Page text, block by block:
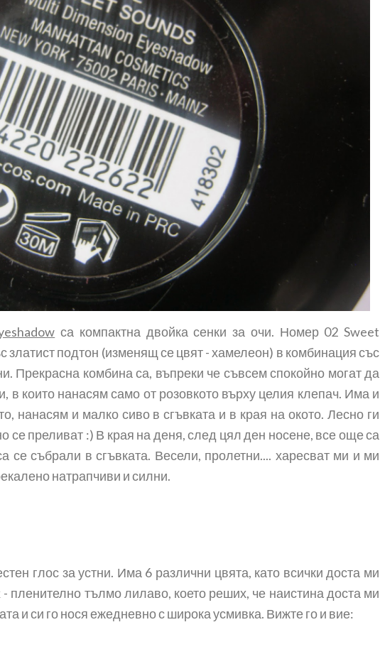
са компактна двойка сенки за очи. Номер 02 Sweet
златист подтон (изменящ се цвят - хамелеон) в комбинация със
Прекрасна комбина са, въпреки че съвсем спокойно могат да
в които нанасям само от розовкото върху целия клепач. Има и
нанасям и малко сиво в сгъвката и в края на окото. Лесно ги
се преливат :) В края на деня, след цял ден носене, все още са
се събрали в сгъвката. Весели, пролетни.... харесват ми и ми
натрапчиви и силни.
глос за устни. Има 6 различни цвята, като всички доста ми
пленително тълмо лилаво, което реших, че наистина доста ми
и си го нося ежедневно с широка усмивка. Вижте го и вие: